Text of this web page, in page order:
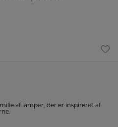
af lamper, der er inspireret af